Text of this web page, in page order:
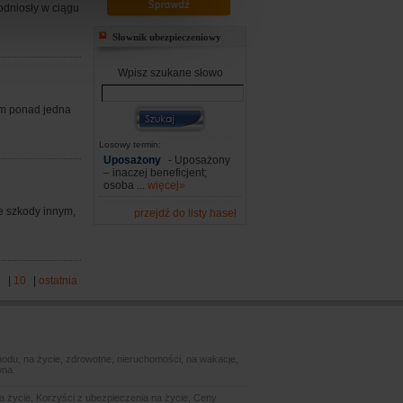
w ciągu
ponad jedna
szkody innym,
10 ostatnia
Słownik ubezpieczeniowy
Wpisz szukane słowo
Losowy termin:
Uposażony
- Uposażony
– inaczej beneficjent;
osoba ... więcej»
przejdź do listy haseł
na życie, zdrowotne, nieruchomości, na wakacje,
życie, Korzyści z ubezpieczenia na życie, Ceny